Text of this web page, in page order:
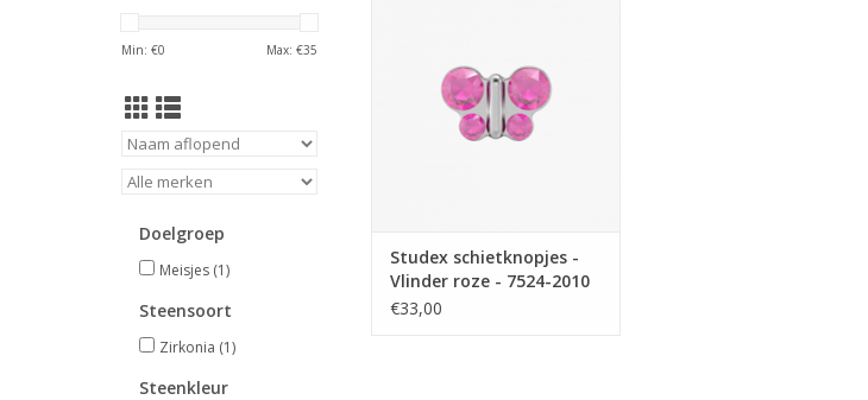
Min: €0 Max: €35
Doelgroep
Meisjes (1)
Steensoort
Zirkonia (1)
Steenkleur
Studex schietknopjes -
Vlinder roze - 7524-2010
(350)
€33,00